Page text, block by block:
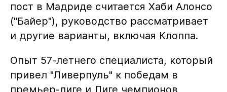
пост в Мадриде считается Хаби Алонсо
("Байер"), руководство рассматривает
и другие варианты, включая Клоппа.
Опыт 57-летнего специалиста, который
привел "Ливерпуль" к победам в
премьер-лиге и Лиге чемпионов,